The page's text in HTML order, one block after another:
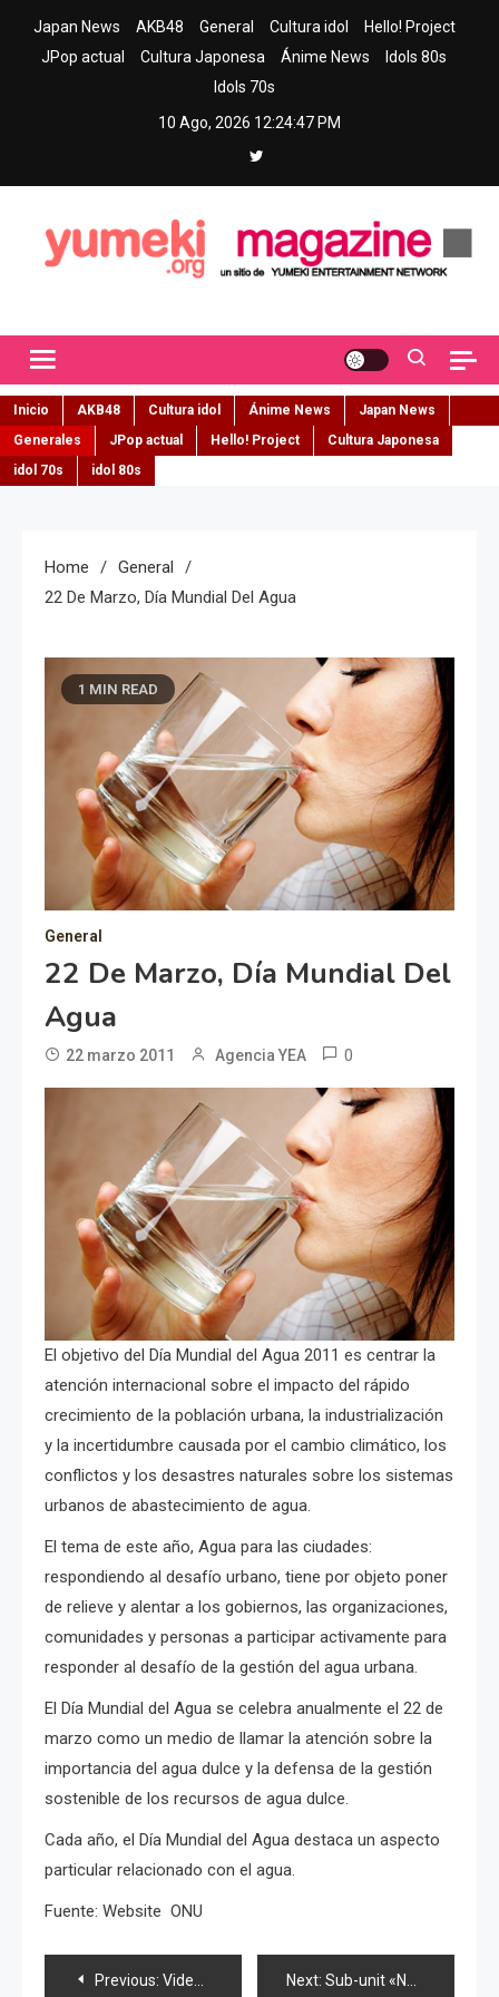
Japan News AKB48 General Cultura idol
Hello! Project
JPop actual
Cultura Japonesa Ánime News
Idols 80s
Idols 70s
10 Ago, 2026 12:24:48 PM
Inicio AKB48 Cultura idol Ánime News
Japan News
Generales
JPop actual Hello! Project
Cultura Japonesa
idol 70s
idol 80s
Home
General
22 De Marzo, Día Mundial Del Agua
1 MIN READ
General
22 De Marzo, Día Mundial Del
Agua
22 marzo 2011 Agencia YEA 0
El objetivo del Día Mundial del Agua 2011 es centrar la
atención internacional sobre el impacto del rápido
crecimiento de la población urbana, la industrialización
y la incertidumbre causada por el cambio climático, los
conflictos y los desastres naturales sobre los sistemas
urbanos de abastecimiento de agua.
El tema de este año, Agua para las ciudades:
respondiendo al desafío urbano, tiene por objeto poner
de relieve y alentar a los gobiernos, las organizaciones,
comunidades y personas a participar activamente para
responder al desafío de la gestión del agua urbana.
El Día Mundial del Agua se celebra anualmente el 22 de
marzo como un medio de llamar la atención sobre la
importancia del agua dulce y la defensa de la gestión
sostenible de los recursos de agua dulce.
Cada año, el Día Mundial del Agua destaca un aspecto
particular relacionado con el agua.
Fuente: Website ONU
Navegación
Previous: Video explica a niñ@s crisis nuclear en Fukushima Next: Sub-unit «Not Yet» de AKB48, primer lugar en ventas